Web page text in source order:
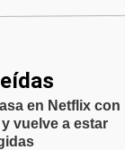
en Netflix con
vuelve a estar